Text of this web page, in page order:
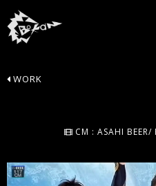
WORK
CM : ASAHI BEER/